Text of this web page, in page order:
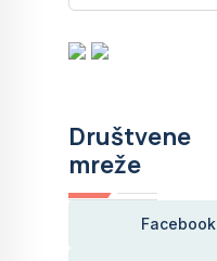
Društvene
mreže
Facebook